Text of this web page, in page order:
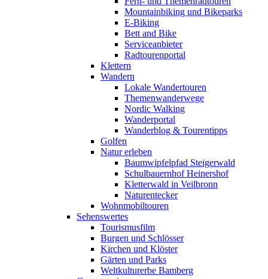
Mountainbiking und Bikeparks
E-Biking
Bett and Bike
Serviceanbieter
Radtourenportal
Klettern
Wandern
Lokale Wandertouren
Themenwanderwege
Nordic Walking
Wanderportal
Wanderblog & Tourentipps
Golfen
Natur erleben
Baumwipfelpfad Steigerwald
Schulbauernhof Heinershof
Kletterwald in Veilbronn
Naturentecker
Wohnmobiltouren
Sehenswertes
Tourismusfilm
Burgen und Schlösser
Kirchen und Klöster
Gärten und Parks
Weltkulturerbe Bamberg